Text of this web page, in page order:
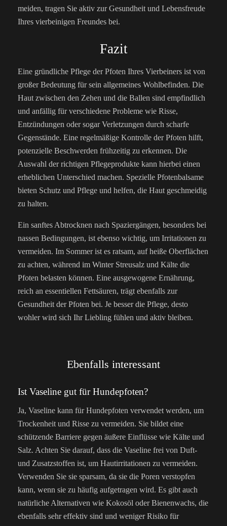
meiden, tragen Sie aktiv zur Gesundheit und Lebensfreude
Ihres vierbeinigen Freundes bei.
Fazit
Eine gründliche Pflege der Pfoten Ihres Vierbeiners ist von
großer Bedeutung für sein allgemeines Wohlbefinden. Die
Haut zwischen den Zehen und die Ballen sind empfindlich
und anfällig für verschiedene Probleme wie Risse,
Entzündungen oder sogar Verletzungen durch scharfe
Gegenstände. Eine regelmäßige Kontrolle der Pfoten hilft,
potenzielle Beschwerden frühzeitig zu erkennen. Die
Auswahl der richtigen Pflegeprodukte kann hierbei einen
erheblichen Unterschied machen. Spezielle Pfotenbalsame
bieten Schutz und Pflege und helfen, die Haut geschmeidig
zu halten.
Ein sanftes Abtrocknen nach Spaziergängen, besonders bei
nassen Bedingungen, ist ebenso wichtig, um Irritationen zu
vermeiden. Im Sommer ist es ratsam, auf heiße Oberflächen
zu achten, während im Winter Streusalz und Kälte die
Pfoten belasten können. Eine ausgewogene Ernährung,
reich an essentiellen Fettsäuren, trägt ebenfalls zur
Gesundheit der Pfoten bei. Je besser die Pflege, desto
wohler wird sich Ihr Liebling fühlen und aktiv bleiben.
Ebenfalls interessant
Ist Vaseline gut für Hundepfoten?
Ja, Vaseline kann für Hundepfoten verwendet werden, um
Trockenheit und Risse zu vermeiden. Sie bildet eine
schützende Barriere gegen äußere Einflüsse wie Kälte und
Salz. Achten Sie darauf, dass die Vaseline frei von Duft-
und Zusatzstoffen ist, um Hautirritationen zu vermeiden.
Verwenden Sie sie sparsam, da sie die Poren verstopfen
kann, wenn sie zu häufig aufgetragen wird. Es gibt auch
natürliche Alternativen wie Kokosöl oder Bienenwachs, die
ebenfalls sehr effektiv sind und weniger Risiko für